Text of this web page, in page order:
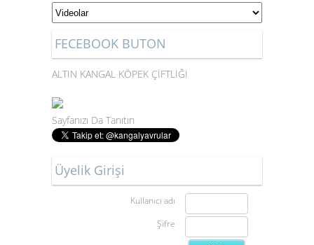
FECEBOOK BUTON
ALTIN KANGAL KÖPEK ÇİFTLİĞİ
Sayfanızı Da Tanıtın
Üyelik Girişi
Kullanıcı adı
Şifre